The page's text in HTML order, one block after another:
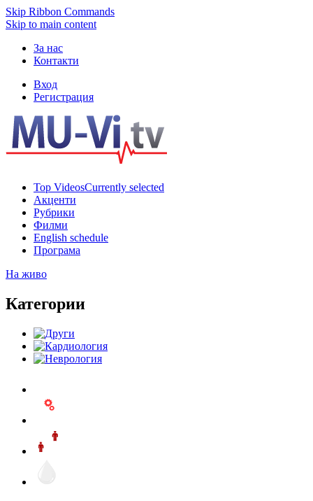
Skip Ribbon Commands
Skip to main content
За нас
Контакти
Вход
Регистрация
Top VideosCurrently selected
Акценти
Рубрики
Филми
English schedule
Програма
На живо
Категории